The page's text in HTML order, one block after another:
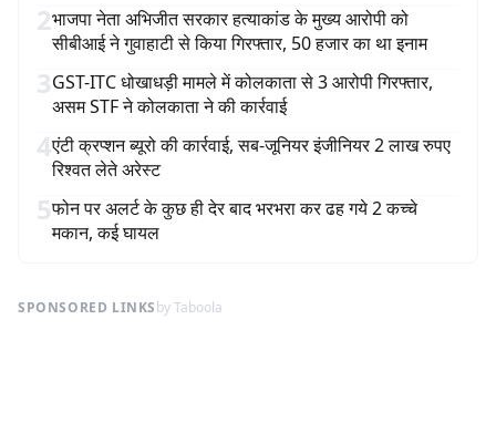
2भाजपा नेता अभिजीत सरकार हत्याकांड के मुख्य आरोपी को
सीबीआई ने गुवाहाटी से किया गिरफ्तार, 50 हजार का था इनाम
3GST-ITC धोखाधड़ी मामले में कोलकाता से 3 आरोपी गिरफ्तार,
असम STF ने कोलकाता ने की कार्रवाई
4एंटी क्रप्शन ब्यूरो की कार्रवाई, सब-जूनियर इंजीनियर 2 लाख रुपए
रिश्वत लेते अरेस्ट
5फोन पर अलर्ट के कुछ ही देर बाद भरभरा कर ढह गये 2 कच्चे
मकान, कई घायल
SPONSORED LINKSby Taboola